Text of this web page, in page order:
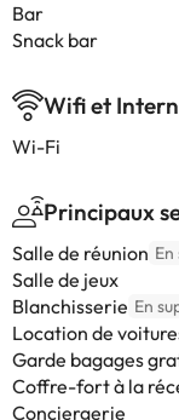
Bar
Snack bar
Wifi et
Wi-Fi
Principaux
Salle de réunion
Salle de jeux
Blanchisserie En
Location de
Garde bagages
Coffre-fort à la
Conciergerie